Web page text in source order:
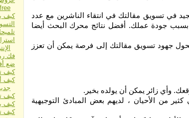
في تسويق مقالتك في انتقاء الناشرين مع عدد
بسبب جودة عملك. أفضل نتائج محرك البحث أيضا
جهود تسويق مقالتك إلى فرصة يمكن أن تعزز
وأي زائر يمكن أن يولده بخير.
من الأحيان ، لديهم بعض المبادئ التوجيهية
free
كيف
فك
ضع
كيف
كيف
كيف
كيف
كيف